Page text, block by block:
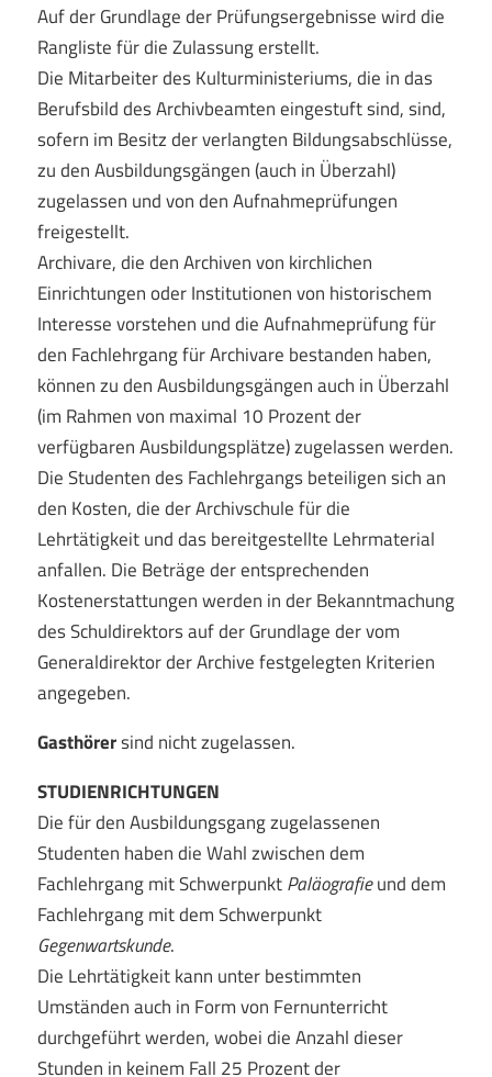
Auf der Grundlage der Prüfungsergebnisse wird die
Rangliste für die Zulassung erstellt.
Die Mitarbeiter des Kulturministeriums, die in das
Berufsbild des Archivbeamten eingestuft sind, sind,
sofern im Besitz der verlangten Bildungsabschlüsse,
zu den Ausbildungsgängen (auch in Überzahl)
zugelassen und von den Aufnahmeprüfungen
freigestellt.
Archivare, die den Archiven von kirchlichen
Einrichtungen oder Institutionen von historischem
Interesse vorstehen und die Aufnahmeprüfung für
den Fachlehrgang für Archivare bestanden haben,
können zu den Ausbildungsgängen auch in Überzahl
(im Rahmen von maximal 10 Prozent der
verfügbaren Ausbildungsplätze) zugelassen werden.
Die Studenten des Fachlehrgangs beteiligen sich an
den Kosten, die der Archivschule für die
Lehrtätigkeit und das bereitgestellte Lehrmaterial
anfallen. Die Beträge der entsprechenden
Kostenerstattungen werden in der Bekanntmachung
des Schuldirektors auf der Grundlage der vom
Generaldirektor der Archive festgelegten Kriterien
angegeben.
Gasthörersind nicht zugelassen.
STUDIENRICHTUNGEN
Die für den Ausbildungsgang zugelassenen
Studenten haben die Wahl zwischen dem
Fachlehrgang mit SchwerpunktPaläografieund dem
Fachlehrgang mit dem Schwerpunkt
Gegenwartskunde.
Die Lehrtätigkeit kann unter bestimmten
Umständen auch in Form von Fernunterricht
durchgeführt werden, wobei die Anzahl dieser
Stunden in keinem Fall 25 Prozent der